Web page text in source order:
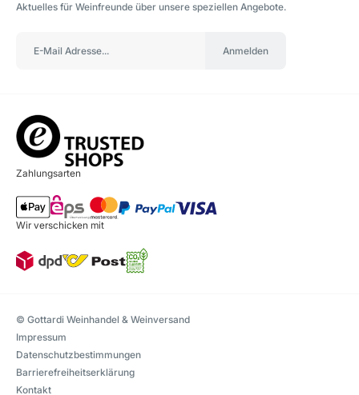
Aktuelles für Weinfreunde über unsere speziellen Angebote.
Anmelden
Zahlungsarten
Wir verschicken mit
© Gottardi Weinhandel & Weinversand
Impressum
Datenschutzbestimmungen
Barrierefreiheitserklärung
Kontakt